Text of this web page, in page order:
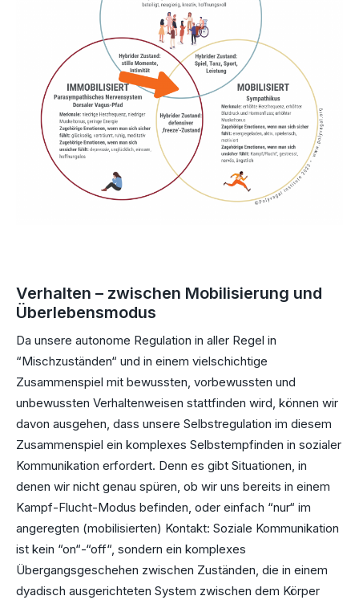
Verhalten – zwischen Mobilisierung und
Überlebensmodus
Da unsere autonome Regulation in aller Regel in
“Mischzuständen“ und in einem vielschichtige
Zusammenspiel mit bewussten, vorbewussten und
unbewussten Verhaltenweisen stattfinden wird, können wir
davon ausgehen, dass unsere Selbstregulation im diesem
Zusammenspiel ein komplexes Selbstempfinden in sozialer
Kommunikation erfordert. Denn es gibt Situationen, in
denen wir nicht genau spüren, ob wir uns bereits in einem
Kampf-Flucht-Modus befinden, oder einfach “nur“ im
angeregten (mobilisierten) Kontakt: Soziale Kommunikation
ist kein “on“-“off“, sondern ein komplexes
Übergangsgeschehen zwischen Zuständen, die in einem
dyadisch ausgerichteten System zwischen dem Körper